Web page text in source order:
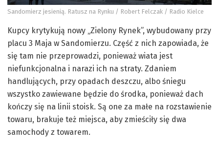
Sandomierz jesienią. Ratusz na Rynku / Robert Felczak / Radio Kielce
Kupcy krytykują nowy „Zielony Rynek”, wybudowany przy
placu 3 Maja w Sandomierzu. Część z nich zapowiada, że
się tam nie przeprowadzi, ponieważ wiata jest
niefunkcjonalna i narazi ich na straty. Zdaniem
handlujących, przy opadach deszczu, albo śniegu
wszystko zawiewane będzie do środka, ponieważ dach
kończy się na linii stoisk. Są one za małe na rozstawienie
towaru, brakuje też miejsca, aby zmieściły się dwa
samochody z towarem.